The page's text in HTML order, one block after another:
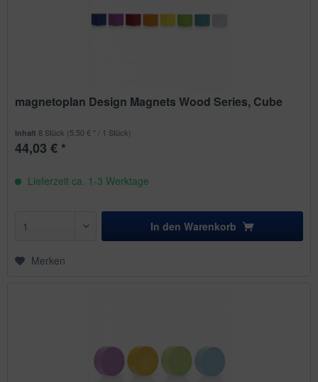
magnetoplan Design Magnets Wood Series, Cube
Inhalt8 Stück (5,50 € * / 1 Stück)
44,03 € *
Lieferzeit ca. 1-3 Werktage
In den Warenkorb
Merken